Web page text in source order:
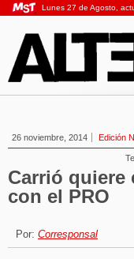
Lunes 27 de Agosto,
26 noviembre, 2014 Edición
Carrió
con el PRO
Por: Corresponsal